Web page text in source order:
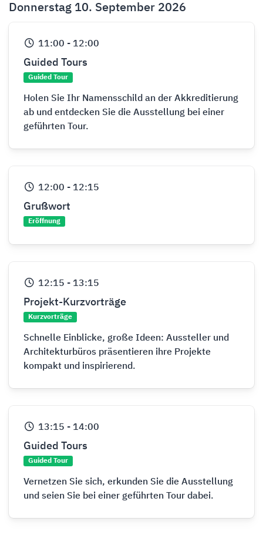
Donnerstag 10. September 2026
11:00 - 12:00
Guided Tours
Guided Tour
Holen Sie Ihr Namensschild an der Akkreditierung
ab und entdecken Sie die Ausstellung bei einer
geführten Tour.
12:00 - 12:15
Grußwort
Eröffnung
12:15 - 13:15
Projekt-Kurzvorträge
Kurzvorträge
Schnelle Einblicke, große Ideen: Aussteller und
Architekturbüros präsentieren ihre Projekte
kompakt und inspirierend.
13:15 - 14:00
Guided Tours
Guided Tour
Vernetzen Sie sich, erkunden Sie die Ausstellung
und seien Sie bei einer geführten Tour dabei.